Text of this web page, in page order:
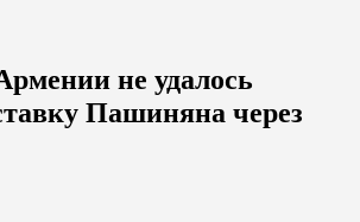
не удалось
Пашиняна через